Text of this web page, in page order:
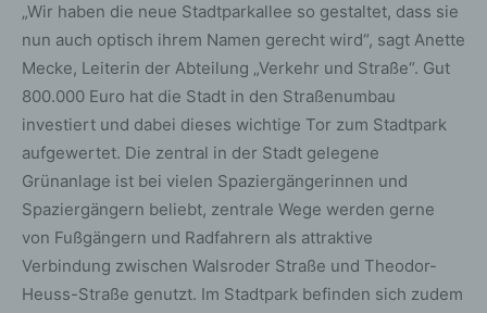
„Wir haben die neue Stadtparkallee so gestaltet, dass sie
nun auch optisch ihrem Namen gerecht wird“, sagt Anette
Mecke, Leiterin der Abteilung „Verkehr und Straße“. Gut
800.000 Euro hat die Stadt in den Straßenumbau
investiert und dabei dieses wichtige Tor zum Stadtpark
aufgewertet. Die zentral in der Stadt gelegene
Grünanlage ist bei vielen Spaziergängerinnen und
Spaziergängern beliebt, zentrale Wege werden gerne
von Fußgängern und Radfahrern als attraktive
Verbindung zwischen Walsroder Straße und Theodor-
Heuss-Straße genutzt. Im Stadtpark befinden sich zudem